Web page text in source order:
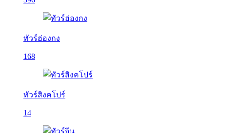
ทัวร์ฮ่องกง
168
ทัวร์สิงคโปร์
14